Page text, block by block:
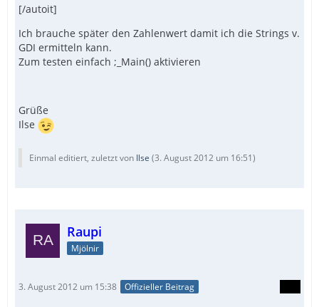
[/autoit]
Ich brauche später den Zahlenwert damit ich die Strings v.
GDI ermitteln kann.
Zum testen einfach ;_Main() aktivieren
Grüße
Ilse
Einmal editiert, zuletzt von Ilse (3. August 2012 um 16:51)
Raupi
Mjölnir
3. August 2012 um 15:38 Offizieller Beitrag